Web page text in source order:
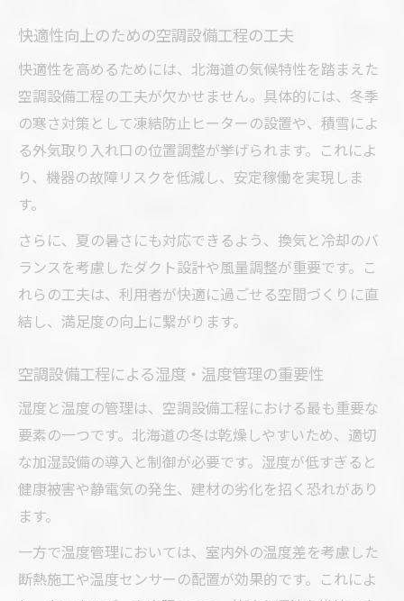
快適性向上のための空調設備工程の工夫
快適性を高めるためには、北海道の気候特性を踏まえた
空調設備工程の工夫が欠かせません。具体的には、冬季
の寒さ対策として凍結防止ヒーターの設置や、積雪によ
る外気取り入れ口の位置調整が挙げられます。これによ
り、機器の故障リスクを低減し、安定稼働を実現しま
す。
さらに、夏の暑さにも対応できるよう、換気と冷却のバ
ランスを考慮したダクト設計や風量調整が重要です。こ
れらの工夫は、利用者が快適に過ごせる空間づくりに直
結し、満足度の向上に繋がります。
空調設備工程による湿度・温度管理の重要性
湿度と温度の管理は、空調設備工程における最も重要な
要素の一つです。北海道の冬は乾燥しやすいため、適切
な加湿設備の導入と制御が必要です。湿度が低すぎると
健康被害や静電気の発生、建材の劣化を招く恐れがあり
ます。
一方で温度管理においては、室内外の温度差を考慮した
断熱施工や温度センサーの配置が効果的です。これによ